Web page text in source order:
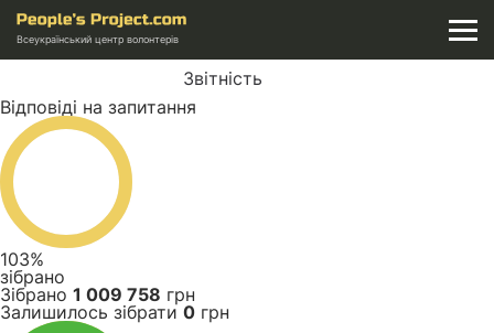
Всеукраїнський центр волонтерів
Звітність
Відповіді на запитання
103%
зібрано
Зібрано 1 009 758 грн
Залишилось зібрати 0 грн